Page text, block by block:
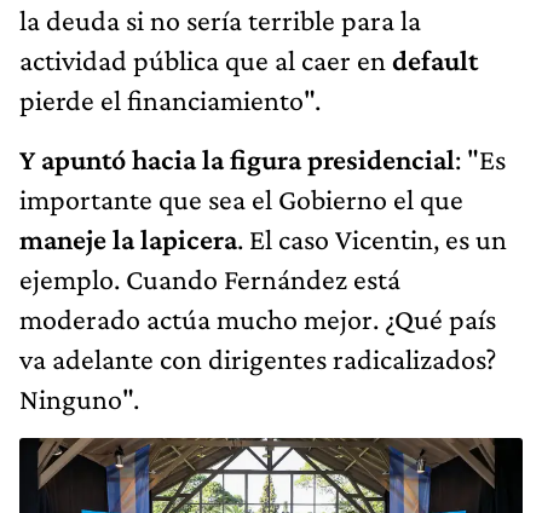
la deuda si no sería terrible para la
actividad pública que al caer en default
pierde el financiamiento".
Y apuntó hacia la figura presidencial: "Es
importante que sea el Gobierno el que
maneje la lapicera. El caso Vicentin, es un
ejemplo. Cuando Fernández está
moderado actúa mucho mejor. ¿Qué país
va adelante con dirigentes radicalizados?
Ninguno".